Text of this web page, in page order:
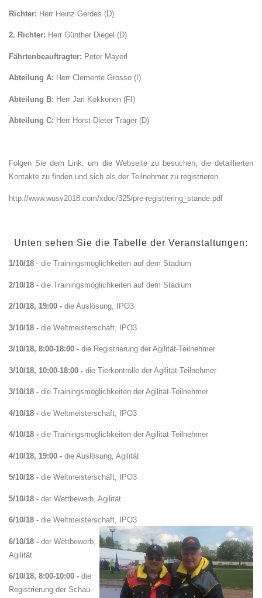
Richter: Herr Heinz Gerdes (D)
2. Richter: Herr Günther Diegel (D)
Fährtenbeauftragter: Peter Mayerl
Abteilung A: Herr Clemente Grosso (I)
Abteilung B: Herr Jari Kokkonen (FI)
Abteilung C: Herr Horst-Dieter Träger (D)
Folgen Sie dem Link, um die Webseite zu besuchen, die detaillierten
Kontakte zu finden und sich als der Teilnehmer zu registrieren.
http://www.wusv2018.com/xdoc/325/pre-registrering_stande.pdf
Unten sehen Sie die Tabelle der Veranstaltungen:
1/10/18 - die Trainingsmöglichkeiten auf dem Stadium
2/10/18 - die Trainingsmöglichkeiten auf dem Stadium
2/10/18, 19:00 - die Auslösung, IPO3
3/10/18 - die Weltmeisterschaft, IPO3
3/10/18, 8:00-18:00 - die Registrierung der Agilität-Teilnehmer
3/10/18, 10:00-18:00 - die Tierkontrolle der Agilität-Teilnehmer
3/10/18 - die Trainingsmöglichkeiten der Agilität-Teilnehmer
4/10/18 - die Weltmeisterschaft, IPO3
4/10/18 - die Trainingsmöglichkeiten der Agilität-Teilnehmer
4/10/18, 19:00 - die Auslösung, Agilität
5/10/18 - die Weltmeisterschaft, IPO3
5/10/18 - der Wettbewerb, Agilität
6/10/18 - die Weltmeisterschaft, IPO3
6/10/18 - der Wettbewerb,
Agilität
6/10/18, 8:00-10:00 - die
Registrierung der Schau-